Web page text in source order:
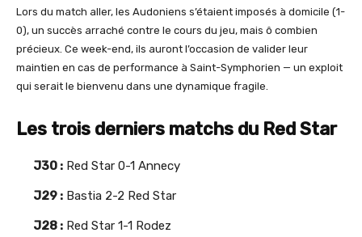
Lors du match aller, les Audoniens s’étaient imposés à domicile (1-
0), un succès arraché contre le cours du jeu, mais ô combien
précieux. Ce week-end, ils auront l’occasion de valider leur
maintien en cas de performance à Saint-Symphorien — un exploit
qui serait le bienvenu dans une dynamique fragile.
Les trois derniers matchs du Red Star
J30 : Red Star 0-1 Annecy
J29 : Bastia 2-2 Red Star
J28 : Red Star 1-1 Rodez